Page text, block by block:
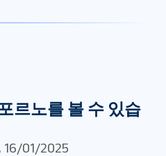
르노를 볼 수 있습
, 16/01/2025